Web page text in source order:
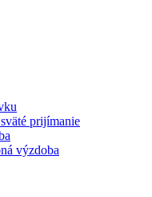
prijímanie
výzdoba